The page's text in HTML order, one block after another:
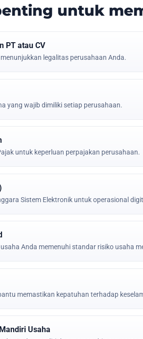
untuk
PT atau CV
legalitas perusahaan Anda.
yang wajib dimiliki setiap perusahaan.
untuk keperluan perpajakan perusahaan.
Sistem Elektronik untuk operasional
Anda memenuhi standar risiko usaha
memastikan kepatuhan terhadap
Usaha